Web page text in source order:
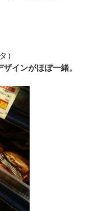
）
ザインがほぼ一緒。